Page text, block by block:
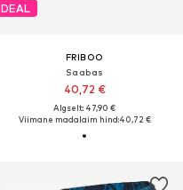
DEAL
FRIBOO
Saabas
40,72 €
Algselt: 47,90 €
Viimane madalaim hind:40,72 €